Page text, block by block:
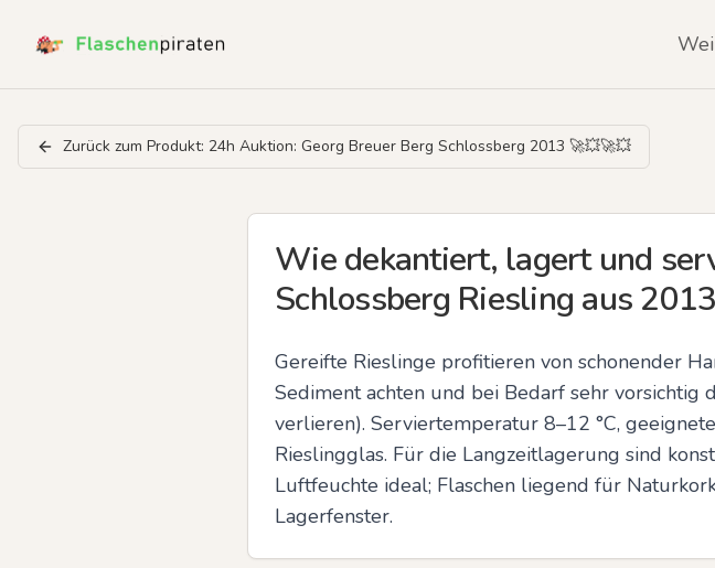
Zurück zum Produkt: 24h Auktion: Georg Breuer Berg Schlossberg 2013 🚀💥🚀💥
Wie dekantiert, lagert und
Schlossberg Riesling aus
Gereifte Rieslinge profitieren von schonender
Sediment achten und bei Bedarf sehr vorsichtig
verlieren). Serviertemperatur 8–12 °C,
Rieslingglas. Für die Langzeitlagerung sind
Luftfeuchte ideal; Flaschen liegend für
Lagerfenster.